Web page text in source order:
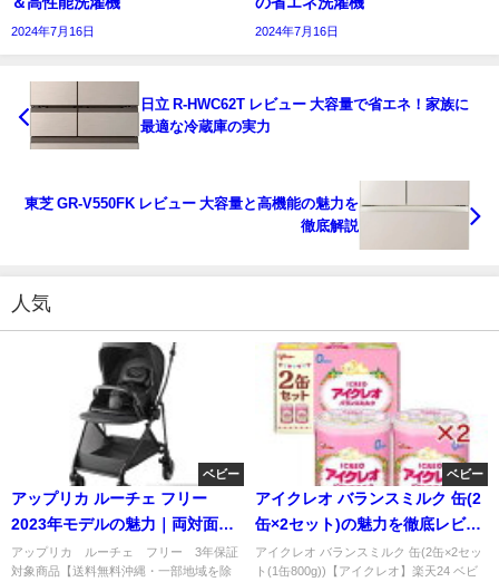
2024年7月16日 2024年7月16日
日立 R-HWC62T レビュー 大容量で省エネ！家族に
最適な冷蔵庫の実力
東芝 GR-V550FK レビュー 大容量と高機能の魅力を
徹底解説
人気
ベビー
アップリカ ルーチェ フリー
2023年モデルの魅力｜両対面A
型ベビーカー徹底解説
アップリカ ルーチェ フリー 3年保証
対象商品【送料無料沖縄・一部地域を除
ベビー
アイクレオ バランスミルク 缶(2
缶×2セット)の魅力を徹底レビュ
ー【アイクレオ】
アイクレオ バランスミルク 缶(2缶×2セッ
ト(1缶800g))【アイクレオ】楽天24 ベビ